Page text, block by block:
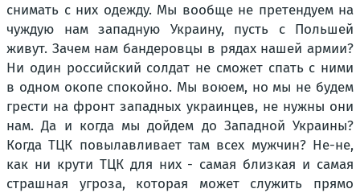
снимать с них одежду. Мы вообще не претендуем на
чуждую нам западную Украину, пусть с Польшей
живут. Зачем нам бандеровцы в рядах нашей армии?
Ни один российский солдат не сможет спать с ними
в одном окопе спокойно. Мы воюем, но мы не будем
грести на фронт западных украинцев, не нужны они
нам. Да и когда мы дойдем до Западной Украины?
Когда ТЦК повылавливает там всех мужчин? Не-не,
как ни крути ТЦК для них - самая близкая и самая
страшная угроза, которая может служить прямо